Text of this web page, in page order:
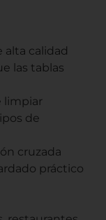
alta calidad
las tablas
limpiar
de
cruzada
práctico